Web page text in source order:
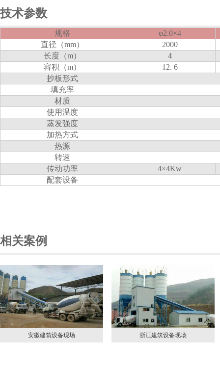
技术参数
规格
φ2.0×4
直径（mm）
2000
长度（m）
4
容积（m）
12. 6
抄板形式
填充率
材质
使用温度
蒸发强度
加热方式
热源
转速
传动功率
4×4Kw
配套设备
相关案例
浙江建筑设备现场 墨西哥制粉